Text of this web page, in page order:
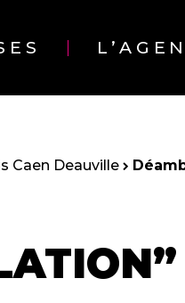
Caen Deauville